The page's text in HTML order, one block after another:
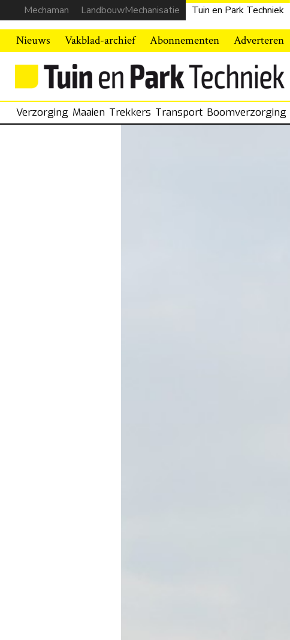
Mechaman LandbouwMechanisatie Tuin en Park Techniek
Nieuws Vakblad-archief Abonnementen Adverteren
Verzorging Maaien Trekkers Transport Boomverzorging